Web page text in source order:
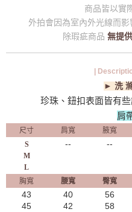
商品皆以實
外拍會因為室內外光線而
除瑕疵商品 無提
|
► 洗
珍珠、鈕扣表面皆有
肩
尺寸 肩寬 腋寬
S
M
L
-- --
胸寬 腰寬 臀寬
43
45
40
42
56
58